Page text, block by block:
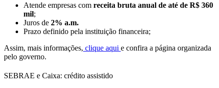
Atende empresas com receita bruta anual de até de R$ 360
mil;
Juros de 2% a.m.
Prazo definido pela instituição financeira;
Assim, mais informações, clique aqui e confira a página organizada
pelo governo.
SEBRAE e Caixa: crédito assistido